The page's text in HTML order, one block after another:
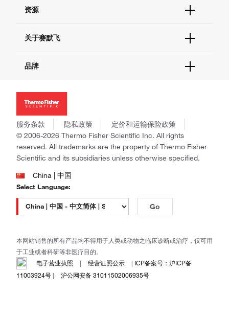
现货供应中心
联系我们 - 400 820 8982
查找文件&证书
资源
促销
社交媒体
关于赛默飞
招聘
新闻
社会责任
商标
政策和通知
品牌
Applied Biosystems
Invitrogen
Gibco
Ion Torrent
Unity Lab Services
Patheon
PPD
服务条款 隐私政策
定价和运输保险政策
© 2006-2026 Thermo Fisher Scientific Inc. All rights
reserved. All trademarks are the property of Thermo Fisher
Scientific and its subsidiaries unless otherwise specified.
China | 中国
Select Language:
Go
本网站销售的所有产品均不得用于人类或动物之临床诊断或治疗，仅可用
于工业或者科研等非医疗目的。
电子营业执照
| 经营证照公示 | ICP备案号：沪ICP备
11003924号 | 沪公网安备 31011502006935号